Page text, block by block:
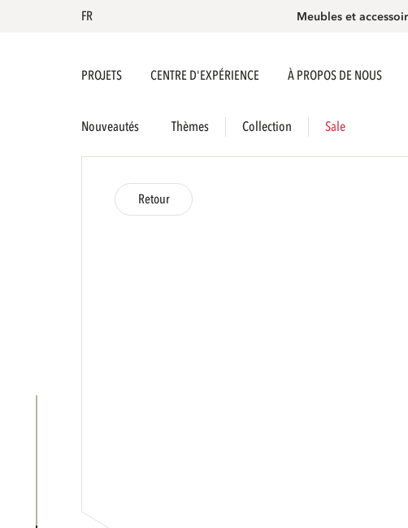
FR Meubles et
PROJETS CENTRE D'EXPÉRIENCE À PROPOS DE NOUS
Nouveautés Thèmes Collection Sale
Retour